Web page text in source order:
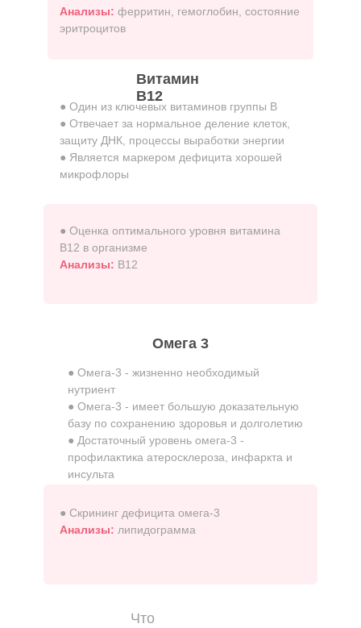
Витамин
В12
Анализы: ферритин, гемоглобин, состояние
эритроцитов
● Один из ключевых витаминов группы В
● Отвечает за нормальное деление клеток,
защиту ДНК, процессы выработки энергии
● Является маркером дефицита хорошей
микрофлоры
Омега 3
● Скрининг дефицита омега-3
Анализы: липидограмма
Что
● Оценка оптимального уровня витамина
В12 в организме
Анализы: B12
● Омега-3 - жизненно необходимый
нутриент
● Омега-3 - имеет большую доказательную
базу по сохранению здоровья и долголетию
● Достаточный уровень омега-3 -
профилактика атеросклероза, инфаркта и
инсульта